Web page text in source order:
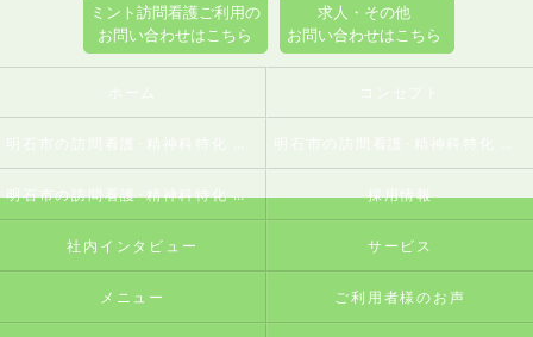
ミント訪問看護ご利用の
お問い合わせはこちら
求人・その他
お問い合わせはこちら
明石市の訪問看護･精神科特化 訪問看護ステーションミントのお客様の声 採用情報
社内インタビュー サービス
メニュー ご利用者様のお声